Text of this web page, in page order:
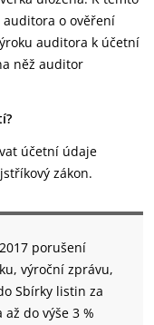
o ověření
auditora k účetní
něž auditor
účetní údaje
zákon.
porušení
výroční zprávu,
Sbírky listin za
do výše 3 %